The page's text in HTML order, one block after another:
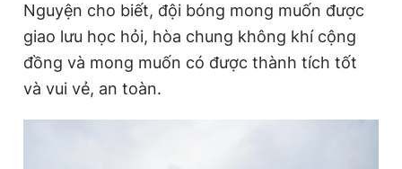
Đặt báo Quảng cáo RSS Tòa soạn Chính sách bảo
Tổng biên tập: Nguyễn Ngọc Toàn
Phó tổng biên tập thường trực: Hải Thành
Phó tổng biên tập: Lâm Hiếu Dũng
Tổng thư ký tòa soạn: Đức Trung
Nguyện cho biết, đội bóng mong muốn được
giao lưu học hỏi, hòa chung không khí cộng
đồng và mong muốn có được thành tích tốt
và vui vẻ, an toàn.